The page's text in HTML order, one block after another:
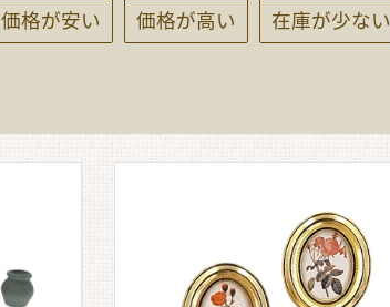
価格が安い 価格が高い 在庫が少ない